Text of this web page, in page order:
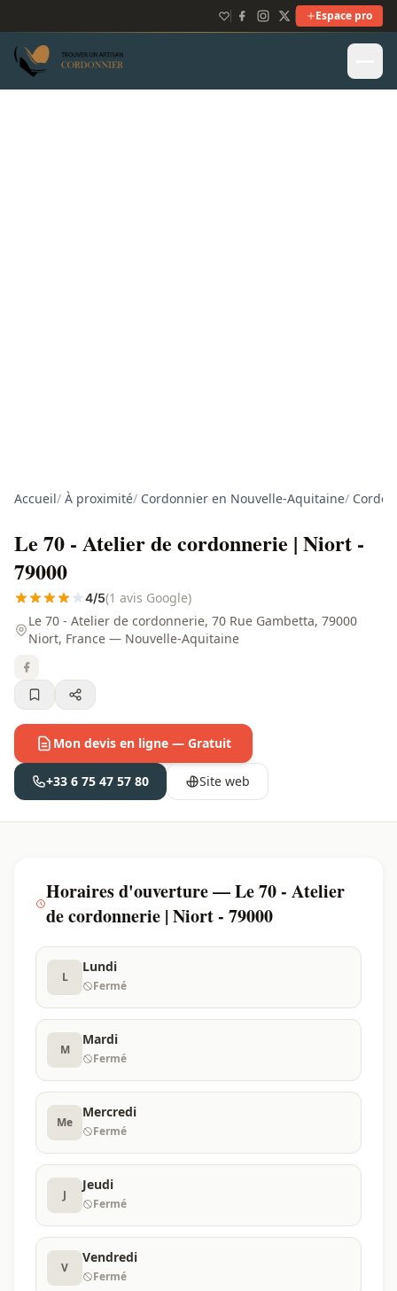
Espace pro
Accueil/ À proximité/ Cordonnier en Nouvelle-Aquitaine/
Le 70 - Atelier de cordonnerie | Niort -
79000
4/5(1 avis Google)
Le 70 - Atelier de cordonnerie, 70 Rue Gambetta, 79000
Niort, France — Nouvelle-Aquitaine
Mon devis en ligne — Gratuit
+33 6 75 47 57 80 Site web
Horaires d'ouverture — Le 70 - Atelier
de cordonnerie | Niort - 79000
L
Lundi
Fermé
M
Mardi
Fermé
Me
Mercredi
Fermé
J
Jeudi
Fermé
V
Vendredi
Fermé